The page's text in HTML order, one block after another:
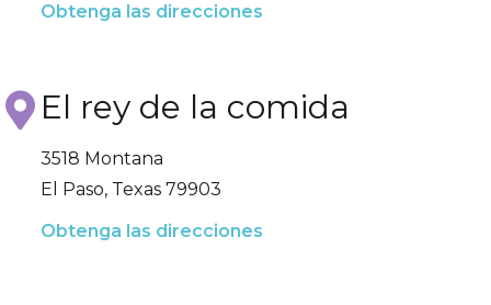
Obtenga las direcciones
El rey de la comida
3518 Montana
El Paso, Texas 79903
Obtenga las direcciones